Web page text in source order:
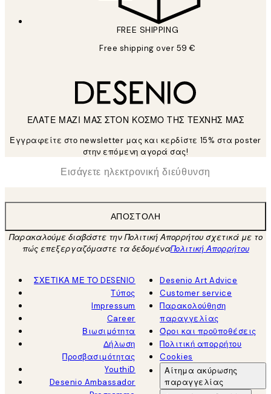
FREE SHIPPING
Free shipping over 59 €
ΕΛΑΤΕ ΜΑΖΙ ΜΑΣ ΣΤΟΝ ΚΟΣΜΟ ΤΗΣ ΤΕΧΝΗΣ ΜΑΣ
Εγγραφείτε στο newsletter μας και κερδίστε 15% στα poster
στην επόμενη αγορά σας!
Ηλεκτρονική Διεύθυνση
ΑΠΟΣΤΟΛΉ
Παρακαλούμε διαβάστε την Πολιτική Απορρήτου σχετικά με το
πώς επεξεργαζόμαστε τα δεδομέναΠολιτική Απορρήτου
ΣΧΕΤΙΚΑ ΜΕ ΤΟ DESENIO
Τύπος
Impressum
Career
Βιωσιμότητα
Δήλωση
Προσβασιμότητας
YouthiD
Desenio Ambassador
Desenio Art Advice
Customer service
Παρακολούθηση
παραγγελίας
Όροι και προϋποθέσεις
Πολιτική απορρήτου
Cookies
Αίτημα ακύρωσης
παραγγελίας